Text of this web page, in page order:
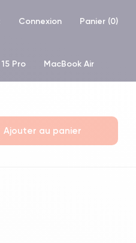
Connexion Panier (0)
Pro MacBook Air
Ajouter au panier